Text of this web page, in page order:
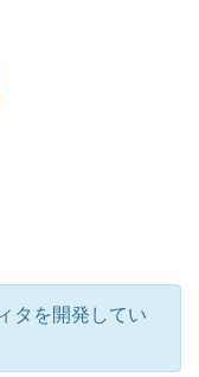
タを開発してい